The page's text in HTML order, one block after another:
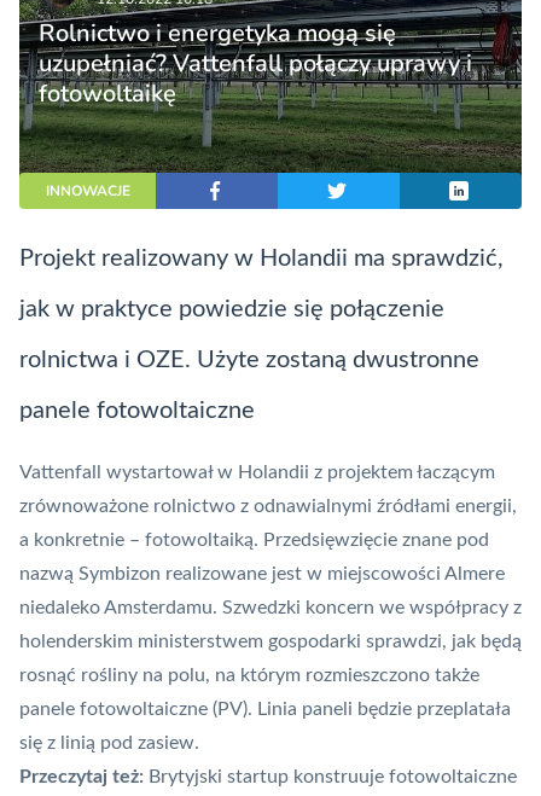
Rolnictwo i energetyka mogą się
uzupełniać? Vattenfall połączy uprawy i
fotowoltaikę
INNOWACJE
Projekt realizowany w Holandii ma sprawdzić,
jak w praktyce powiedzie się połączenie
rolnictwa i OZE. Użyte zostaną dwustronne
panele fotowoltaiczne
Vattenfall wystartował w Holandii z projektem łaczącym
zrównoważone rolnictwo z odnawialnymi źródłami energii,
a konkretnie – fotowoltaiką. Przedsięwzięcie znane pod
nazwą Symbizon realizowane jest w miejscowości Almere
niedaleko Amsterdamu. Szwedzki koncern we współpracy z
holenderskim ministerstwem gospodarki sprawdzi, jak będą
rosnąć rośliny na polu, na którym rozmieszczono także
panele fotowoltaiczne (PV). Linia paneli będzie przeplatała
się z linią pod zasiew.
Przeczytaj też: Brytyjski startup konstruuje fotowoltaiczne